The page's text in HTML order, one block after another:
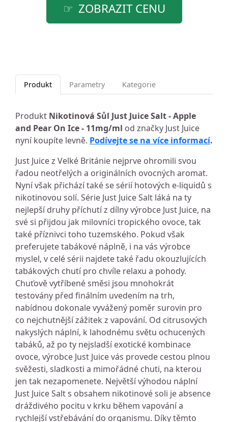
ZOBRAZIT CENU
Produkt Parametry Kategorie
Produkt Nikotinová Sůl Just Juice Salt - Apple
and Pear On Ice - 11mg/ml od značky Just Juice
nyní koupíte levně. Podívejte se na více informací.
Just Juice z Velké Británie nejprve ohromili svou
řadou neotřelých a originálních ovocných aromat.
Nyní však přichází také se sérií hotových e-liquidů s
nikotinovou solí. Série Just Juice Salt láká na ty
nejlepší druhy příchutí z dílny výrobce Just Juice, na
své si přijdou jak milovníci tropického ovoce, tak
také příznivci toho tuzemského. Pokud však
preferujete tabákové náplně, i na vás výrobce
myslel, v celé sérii najdete také řadu okouzlujících
tabákových chutí pro chvíle relaxu a pohody.
Chuťově vytříbené směsi jsou mnohokrát
testovány před finálním uvedením na trh,
nabídnou dokonale vyvážený poměr surovin pro
co nejchutnější zážitek z vapování. Od citrusových
nakyslých náplní, k lahodnému světu ochucených
tabáků, až po ty nejsladší exotické kombinace
ovoce, výrobce Just Juice vás provede cestou plnou
svěžesti, sladkosti a mimořádné chuti, na kterou
jen tak nezapomenete. Největší výhodou náplní
Just Juice Salt s obsahem nikotinové soli je absence
dráždivého pocitu v krku během vapování a
rychlejší vstřebávání do organismu. Díky těmto